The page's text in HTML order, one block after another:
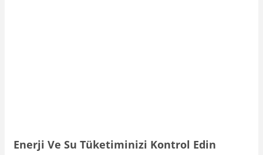
Enerji Ve Su Tüketiminizi Kontrol Edin